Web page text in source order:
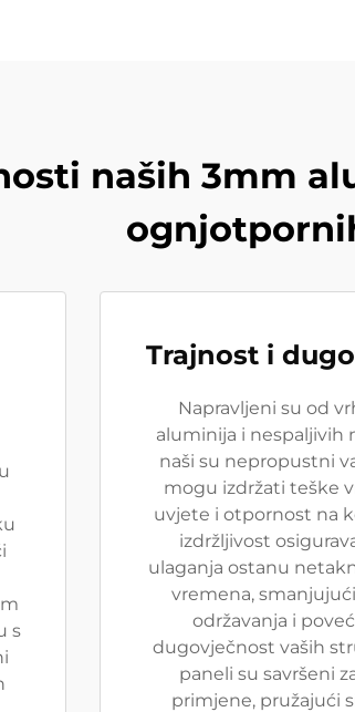
naših 3mm
s
Trajnost i
Napravljeni su od
aluminija i nespaljivih
naši su nepropustni
mogu izdržati teške
uvjete i otpornost na
izdržljivost
ulaganja ostanu
vremena,
održavanja i
dugovječnost vaših
paneli su savršeni
primjene, pružajući